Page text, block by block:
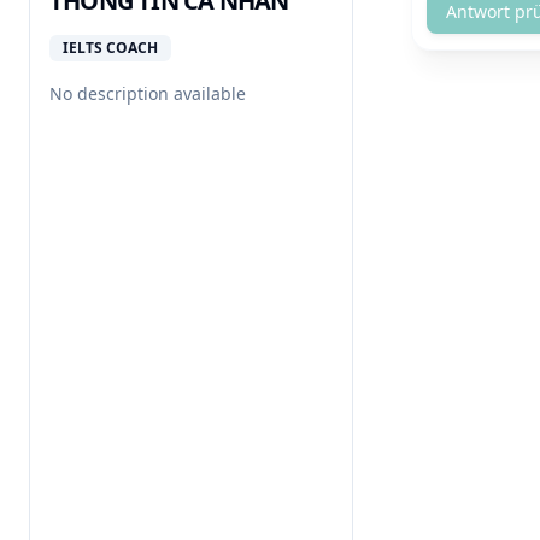
IELTS COACH
No description available
Antwort